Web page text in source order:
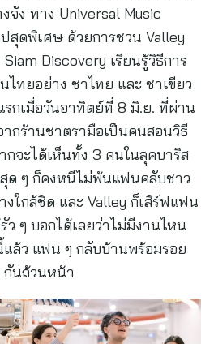
จัง ทาง Universal Music
สุดพิเศษ ด้วยการชวน Valley
Discovery เรียนรู้วิธีการ
ไทยอย่าง ชาไทย และ ชาเขียว
รกเมื่อวันอาทิตย์ที่ 8 มิ.ย. ที่ผ่าน
กร้านชาตรามือเป็นคนสอนวิธี
กจะได้เห็นทั้ง 3 คนในลุคบาริส
ด ๆ ก็คงหนีไม่พ้นแฟนคลับชาว
งใกล้ชิด และ Valley ก็เสิร์ฟแฟน
ว ๆ บอกได้เลยว่าไม่มีงานไหน
แล้ว แฟน ๆ กลับบ้านพร้อมรอย
กันถ้วนหน้า